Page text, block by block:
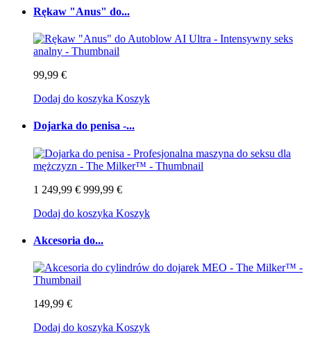
Rękaw "Anus" do...
99,99 €
Dodaj do koszyka Koszyk
Dojarka do penisa -...
1 249,99 € 999,99 €
Dodaj do koszyka Koszyk
Akcesoria do...
149,99 €
Dodaj do koszyka Koszyk